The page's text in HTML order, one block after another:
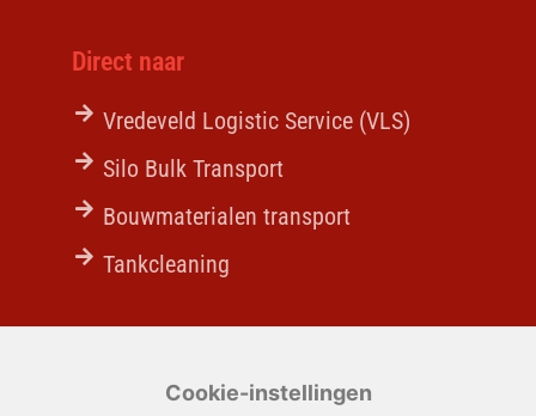
Direct naar
Vredeveld Logistic Service (VLS)
Silo Bulk Transport
Bouwmaterialen transport
Tankcleaning
Cookie-instellingen